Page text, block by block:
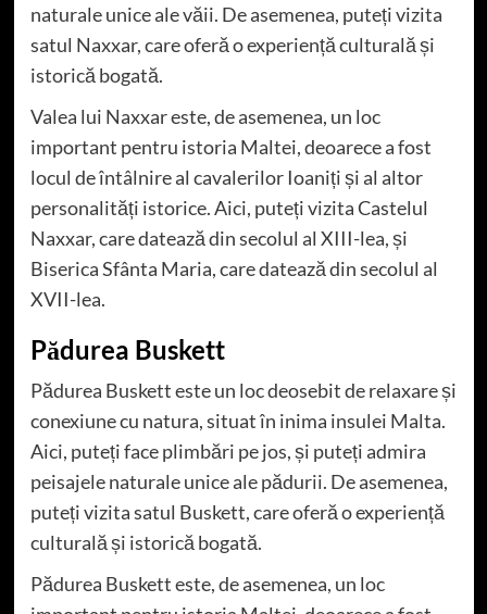
naturale unice ale văii. De asemenea, puteți vizita
satul Naxxar, care oferă o experiență culturală și
istorică bogată.
Valea lui Naxxar este, de asemenea, un loc
important pentru istoria Maltei, deoarece a fost
locul de întâlnire al cavalerilor Ioaniți și al altor
personalități istorice. Aici, puteți vizita Castelul
Naxxar, care datează din secolul al XIII-lea, și
Biserica Sfânta Maria, care datează din secolul al
XVII-lea.
Pădurea Buskett
Pădurea Buskett este un loc deosebit de relaxare și
conexiune cu natura, situat în inima insulei Malta.
Aici, puteți face plimbări pe jos, și puteți admira
peisajele naturale unice ale pădurii. De asemenea,
puteți vizita satul Buskett, care oferă o experiență
culturală și istorică bogată.
Pădurea Buskett este, de asemenea, un loc